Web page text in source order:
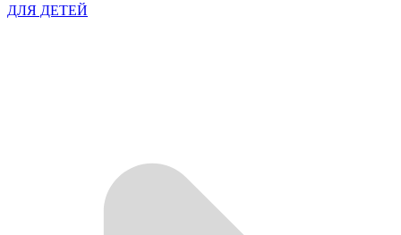
ДЛЯ ДЕТЕЙ